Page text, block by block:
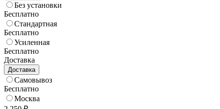
Без установки
Бесплатно
Стандартная
Бесплатно
Усиленная
Бесплатно
Доставка
Доставка
Самовывоз
Бесплатно
Москва